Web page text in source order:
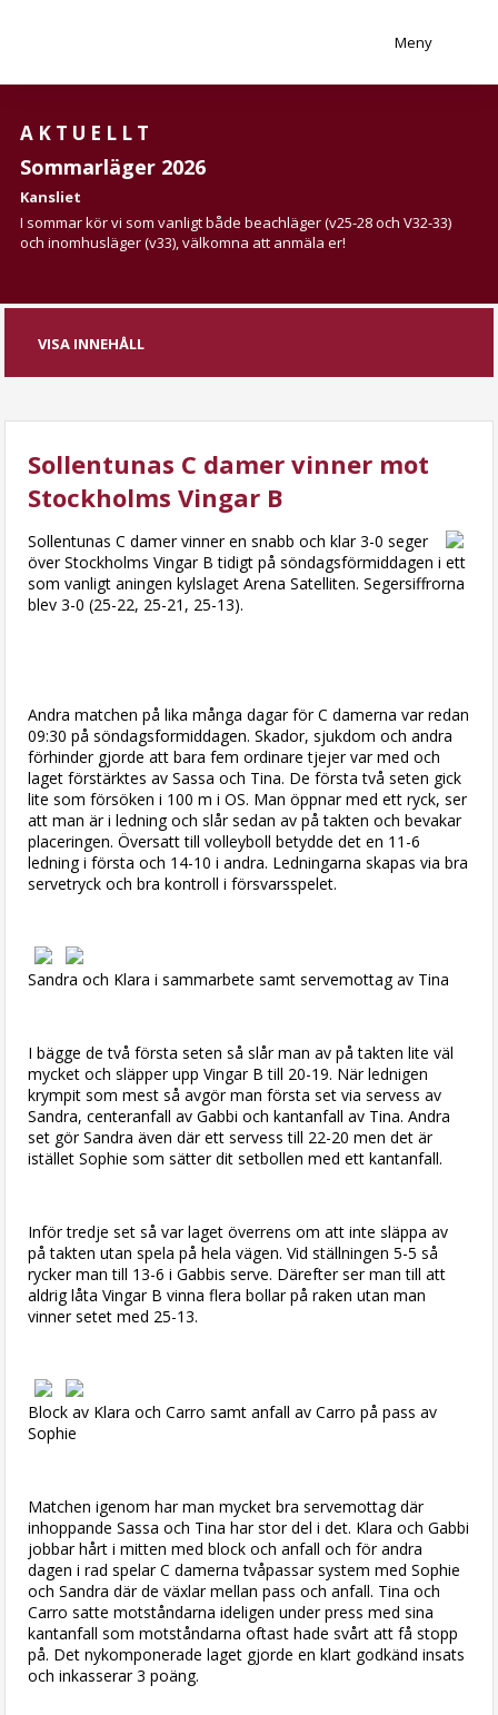
Meny
AKTUELLT
Sommarläger 2026
Kansliet
I sommar kör vi som vanligt både beachläger (v25-28 och V32-33)
och inomhusläger (v33), välkomna att anmäla er!
VISA INNEHÅLL
Sollentunas C damer vinner mot
Stockholms Vingar B
Sollentunas C damer vinner en snabb och klar 3-0 seger
över Stockholms Vingar B tidigt på söndagsförmiddagen i ett
som vanligt aningen kylslaget Arena Satelliten. Segersiffrorna
blev 3-0 (25-22, 25-21, 25-13).
Andra matchen på lika många dagar för C damerna var redan
09:30 på söndagsformiddagen. Skador, sjukdom och andra
förhinder gjorde att bara fem ordinare tjejer var med och
laget förstärktes av Sassa och Tina. De första två seten gick
lite som försöken i 100 m i OS. Man öppnar med ett ryck, ser
att man är i ledning och slår sedan av på takten och bevakar
placeringen. Översatt till volleyboll betydde det en 11-6
ledning i första och 14-10 i andra. Ledningarna skapas via bra
servetryck och bra kontroll i försvarsspelet.
Sandra och Klara i sammarbete samt servemottag av Tina
I bägge de två första seten så slår man av på takten lite väl
mycket och släpper upp Vingar B till 20-19. När lednigen
krympit som mest så avgör man första set via servess av
Sandra, centeranfall av Gabbi och kantanfall av Tina. Andra
set gör Sandra även där ett servess till 22-20 men det är
istället Sophie som sätter dit setbollen med ett kantanfall.
Inför tredje set så var laget överrens om att inte släppa av
på takten utan spela på hela vägen. Vid ställningen 5-5 så
rycker man till 13-6 i Gabbis serve. Därefter ser man till att
aldrig låta Vingar B vinna flera bollar på raken utan man
vinner setet med 25-13.
Block av Klara och Carro samt anfall av Carro på pass av
Sophie
Matchen igenom har man mycket bra servemottag där
inhoppande Sassa och Tina har stor del i det. Klara och Gabbi
jobbar hårt i mitten med block och anfall och för andra
dagen i rad spelar C damerna tvåpassar system med Sophie
och Sandra där de växlar mellan pass och anfall. Tina och
Carro satte motståndarna ideligen under press med sina
kantanfall som motståndarna oftast hade svårt att få stopp
på. Det nykomponerade laget gjorde en klart godkänd insats
och inkasserar 3 poäng.